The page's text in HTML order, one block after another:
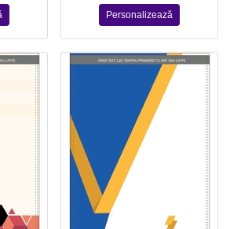
Personalizează